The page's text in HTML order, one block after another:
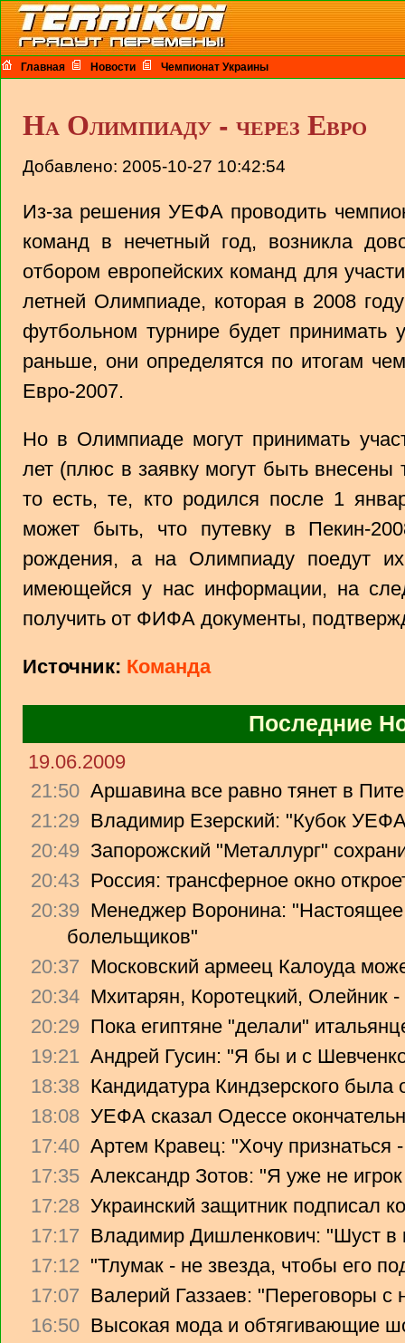
Главная Новости Чемпионат Украины
На Олимпиаду - через Евро
Добавлено: 2005-10-27 10:42:54
Из-за решения УЕФА проводить
команд в нечетный год, возникла
отбором европейских команд для
летней Олимпиаде, которая в 2008
футбольном турнире будет принимать
раньше, они определятся по итогам
Евро-2007.
Но в Олимпиаде могут принимать
лет (плюс в заявку могут быть внесены
то есть, те, кто родился после 1
может быть, что путевку в Пекин-
рождения, а на Олимпиаду поедут
имеющейся у нас информации, на
получить от ФИФА документы,
Источник: Команда
Последние
19.06.2009
21:50 Аршавина все равно тянет в
21:29 Владимир Езерский: "Кубок
20:49 Запорожский "Металлург"
20:43 Россия: трансферное окно
20:39 Менеджер Воронина: "Настоящее
болельщиков"
20:37 Московский армеец Калоуда
20:34 Мхитарян, Коротецкий, Олейник -
20:29 Пока египтяне "делали"
19:21 Андрей Гусин: "Я бы и с
18:38 Кандидатура Киндзерского была
18:08 УЕФА сказал Одессе
17:40 Артем Кравец: "Хочу признаться
17:35 Александр Зотов: "Я уже не
17:28 Украинский защитник подписал
17:17 Владимир Дишленкович: "Шуст в
17:12 "Тлумак - не звезда, чтобы его
17:07 Валерий Газзаев: "Переговоры с
16:50 Высокая мода и обтягивающие